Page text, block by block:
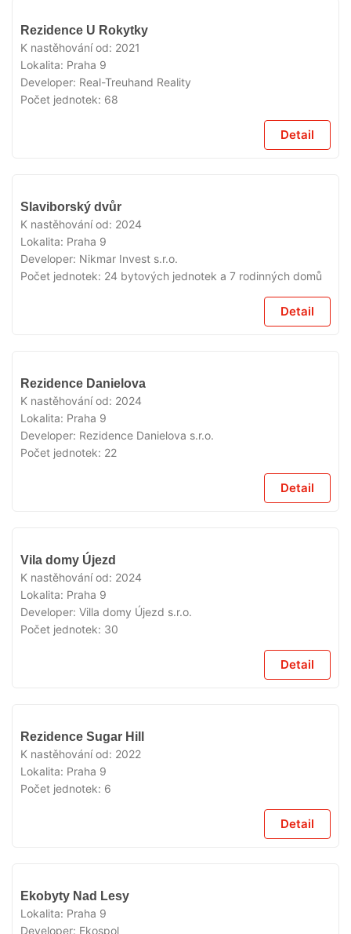
Rezidence U Rokytky
K nastěhování od: 2021
Lokalita: Praha 9
Developer: Real-Treuhand Reality
Počet jednotek: 68
Detail
Slaviborský dvůr
K nastěhování od: 2024
Lokalita: Praha 9
Developer: Nikmar Invest s.r.o.
Počet jednotek: 24 bytových jednotek a 7 rodinných domů
Detail
Rezidence Danielova
K nastěhování od: 2024
Lokalita: Praha 9
Developer: Rezidence Danielova s.r.o.
Počet jednotek: 22
Detail
Vila domy Újezd
K nastěhování od: 2024
Lokalita: Praha 9
Developer: Villa domy Újezd s.r.o.
Počet jednotek: 30
Detail
Rezidence Sugar Hill
K nastěhování od: 2022
Lokalita: Praha 9
Počet jednotek: 6
Detail
Ekobyty Nad Lesy
Lokalita: Praha 9
Developer: Ekospol